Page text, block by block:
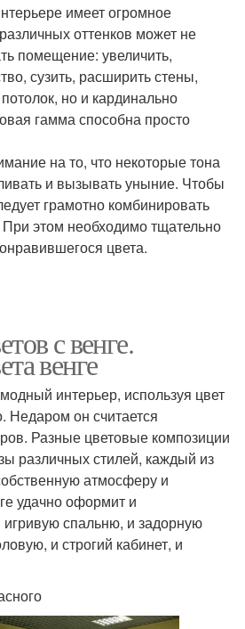
имеет огромное
оттенков может не
помещение: увеличить,
сузить, расширить стены,
но и кардинально
гамма способна просто
на то, что некоторые тона
и вызывать уныние. Чтобы
грамотно комбинировать
этом необходимо тщательно
цвета.
с венге.
венге
интерьер, используя цвет
Недаром он считается
Разные цветовые композиции
различных стилей, каждый из
атмосферу и
удачно оформит и
спальню, и задорную
и строгий кабинет, и